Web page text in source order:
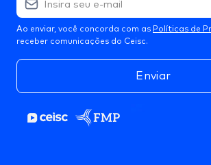
Ao enviar, você concorda com as Políticas de
receber comunicações do Ceisc.
Enviar